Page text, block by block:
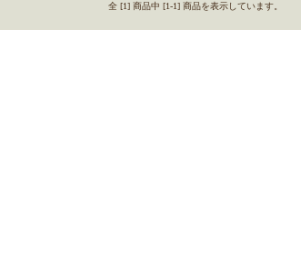
全 [1] 商品中 [1-1] 商品を表示しています。